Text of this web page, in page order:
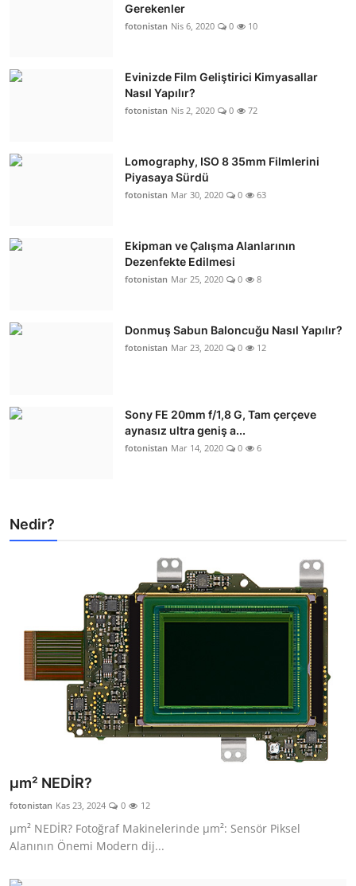
Gerekenler
fotonistan Nis 6, 2020 0 10
Evinizde Film Geliştirici Kimyasallar
Nasıl Yapılır?
fotonistan Nis 2, 2020 0 72
Lomography, ISO 8 35mm Filmlerini
Piyasaya Sürdü
fotonistan Mar 30, 2020 0 63
Ekipman ve Çalışma Alanlarının
Dezenfekte Edilmesi
fotonistan Mar 25, 2020 0 8
Donmuş Sabun Baloncuğu Nasıl Yapılır?
fotonistan Mar 23, 2020 0 12
Sony FE 20mm f/1,8 G, Tam çerçeve
aynasız ultra geniş a...
fotonistan Mar 14, 2020 0 6
Nedir?
µm² NEDİR?
fotonistan Kas 23, 2024 0 12
µm² NEDİR? Fotoğraf Makinelerinde µm²: Sensör Piksel
Alanının Önemi Modern dij...